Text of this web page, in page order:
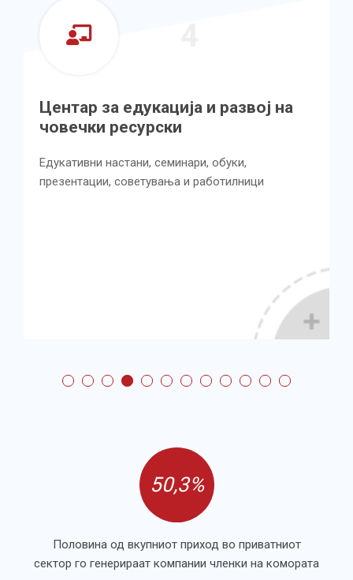
Центар за едукација и развој на
човечки ресурски
Едукативни настани, семинари, обуки,
презентации, советувања и работилници
50,3%
Половина од вкупниот приход во приватниот
сектор го генерираат компании членки на комората